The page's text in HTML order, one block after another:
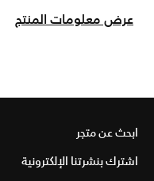
عرض معلومات المنتج
ابحث عن متجر
اشترك بنشرتنا الإلكترونية